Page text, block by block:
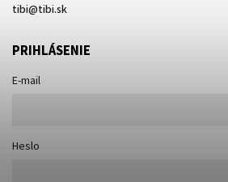
tibi@tibi.sk
PRIHLÁSENIE
E-mail
Heslo